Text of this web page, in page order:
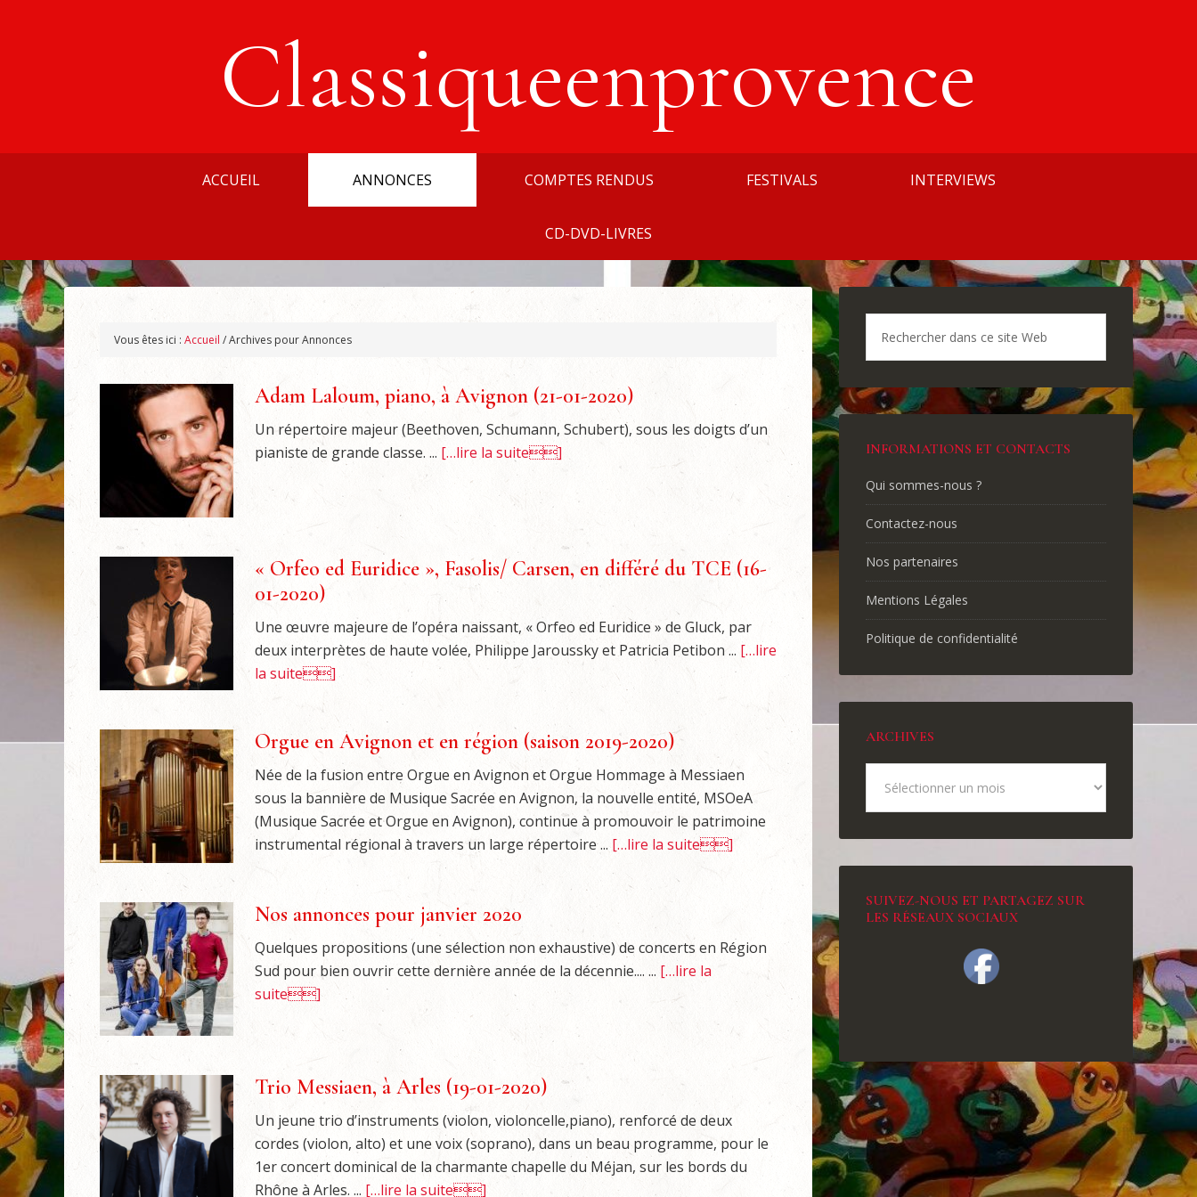
Classiqueenprovence
ACCUEIL ANNONCES COMPTES RENDUS FESTIVALS INTERVIEWS
CD-DVD-LIVRES
Vous êtes ici : Accueil /Archives pour Annonces
Adam Laloum, piano, à Avignon (21-01-2020)
Un répertoire majeur (Beethoven, Schumann, Schubert), sous les doigts d’un
pianiste de grande classe. ... […lire la suite]
« Orfeo ed Euridice », Fasolis/ Carsen, en différé du TCE (16-
01-2020)
Une œuvre majeure de l’opéra naissant, « Orfeo ed Euridice » de Gluck, par
deux interprètes de haute volée, Philippe Jaroussky et Patricia Petibon ... […lire
la suite]
Orgue en Avignon et en région (saison 2019-2020)
Née de la fusion entre Orgue en Avignon et Orgue Hommage à Messiaen
sous la bannière de Musique Sacrée en Avignon, la nouvelle entité, MSOeA
(Musique Sacrée et Orgue en Avignon), continue à promouvoir le patrimoine
instrumental régional à travers un large répertoire ... […lire la suite]
Nos annonces pour janvier 2020
Quelques propositions (une sélection non exhaustive) de concerts en Région
Sud pour bien ouvrir cette dernière année de la décennie.... ... […lire la
suite]
Trio Messiaen, à Arles (19-01-2020)
Un jeune trio d’instruments (violon, violoncelle,piano), renforcé de deux
cordes (violon, alto) et une voix (soprano), dans un beau programme, pour le
1er concert dominical de la charmante chapelle du Méjan, sur les bords du
Rhône à Arles. ... […lire la suite]
INFORMATIONS ET CONTACTS
Qui sommes-nous ?
Contactez-nous
Nos partenaires
Mentions Légales
Politique de confidentialité
ARCHIVES
SUIVEZ-NOUS ET PARTAGEZ SUR
LES RÉSEAUX SOCIAUX